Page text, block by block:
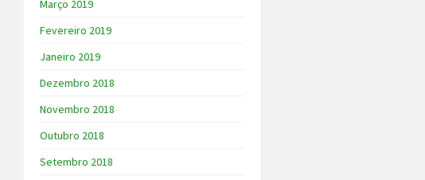
Março 2019
Fevereiro 2019
Janeiro 2019
Dezembro 2018
Novembro 2018
Outubro 2018
Setembro 2018